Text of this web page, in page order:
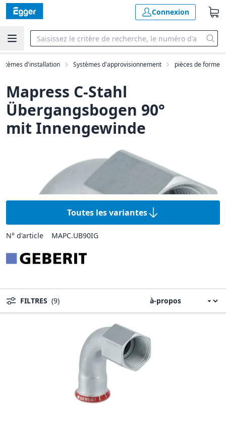
Connexion
d'installation Systèmes d'approvisionnement pièces de forme
Mapress C-Stahl
Übergangsbogen 90°
mit Innengewinde
Toutes les variantes
N° d'article MAPC.UB90IG
FILTRES (9)